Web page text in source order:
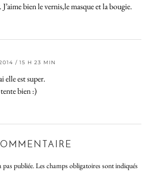
bien le vernis,le masque et la bougie.
/ 15 H 23 MIN
elle est super.
bien :)
pas publiée.Les champs obligatoires sont indiqués